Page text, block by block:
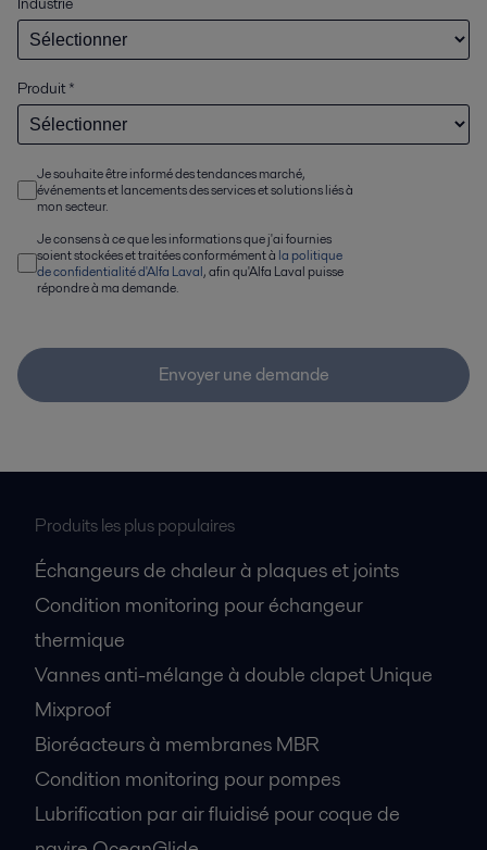
Produit*
Je souhaite être informé des tendances marché,
événements et lancements des services et solutions liés à
mon secteur.
Je consens à ce que les informations que j'ai fournies
soient stockées et traitées conformément à la politique
de confidentialité d'Alfa Laval, afin qu'Alfa Laval puisse
répondre à ma demande.
Envoyer une demande
Produits les plus populaires
Échangeurs de chaleur à plaques et joints
Condition monitoring pour échangeur
thermique
Vannes anti-mélange à double clapet Unique
Mixproof
Bioréacteurs à membranes MBR
Condition monitoring pour pompes
Lubrification par air fluidisé pour coque de